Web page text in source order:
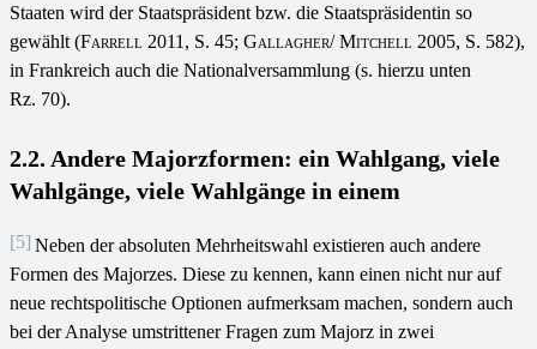
Staaten wird der Staatspräsident bzw. die Staatspräsidentin so
gewählt (Farrell 2011, S. 45; Gallagher/ Mitchell 2005, S. 582),
in Frankreich auch die Nationalversammlung (s. hierzu unten
Rz. 70).
2.2. Andere Majorzformen: ein Wahlgang, viele
Wahlgänge, viele Wahlgänge in einem
[5] Neben der absoluten Mehrheitswahl existieren auch andere
Formen des Majorzes. Diese zu kennen, kann einen nicht nur auf
neue rechtspolitische Optionen aufmerksam machen, sondern auch
bei der Analyse umstrittener Fragen zum Majorz in zwei